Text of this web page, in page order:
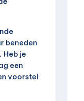
beneden
Heb je
een
voorstel